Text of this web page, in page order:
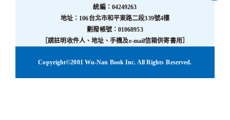
統編：04249263
地址：106台北市和平東路二段339號4樓
劃撥帳號：01068953
［請註明收件人、地址、手機及e-mail信箱供寄書用］
Copyright©2001 Wu-Nan Book Inc. All Rights Reserved.